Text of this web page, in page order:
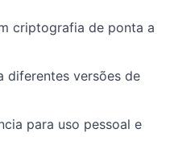
criptografia de ponta a
diferentes versões de
para uso pessoal e